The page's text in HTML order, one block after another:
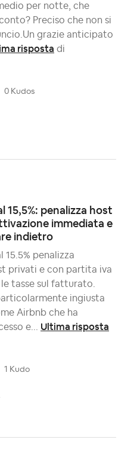
per notte, che
Preciso che non si
grazie anticipato
risposta di
0 Kudos
15,5%: penalizza host
immediata e
indietro
15.5% penalizza
privati e con partita iva
tasse sul fatturato.
ingiusta
Airbnb che ha
e... Ultima risposta
1 Kudo